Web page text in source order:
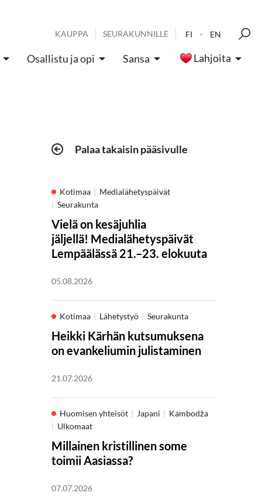
KAUPPA SEURAKUNNILLE FI EN
Osallistu ja opi Sansa Lahjoita
Palaa takaisin pääsivulle
Kotimaa
Medialähetyspäivät
Seurakunta
Vielä on kesäjuhlia
jäljellä! Medialähetyspäivät
Lempäälässä 21.–23. elokuuta
05.08.2026
Kotimaa Lähetystyö Seurakunta
Heikki Kärhän kutsumuksena
on evankeliumin julistaminen
21.07.2026
Huomisen yhteisöt Japani
Kambodža
Ulkomaat
Millainen kristillinen some
toimii Aasiassa?
07.07.2026